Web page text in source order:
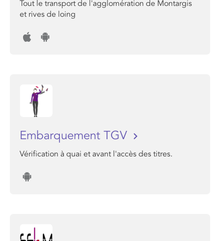
Tout le transport de l'agglomération de Montargis
et rives de loing
Embarquement TGV
Vérification à quai et avant l'accès des titres.